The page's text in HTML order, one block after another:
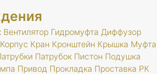
Вентилятор Гидромуфта Диффузор
Корпус Кран Кронштейн Крышка Муфта
Патрубок Пистон Подушка
Привод Прокладка Проставка РК